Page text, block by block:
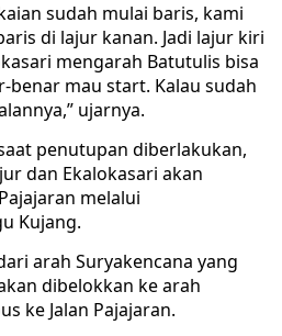
sudah mulai baris, kami
di lajur kanan. Jadi lajur kiri
mengarah Batutulis bisa
benar mau start. Kalau sudah
ujarnya.
penutupan diberlakukan,
dan Ekalokasari akan
melalui
Kujang.
arah Suryakencana yang
dibelokkan ke arah
ke Jalan Pajajaran.